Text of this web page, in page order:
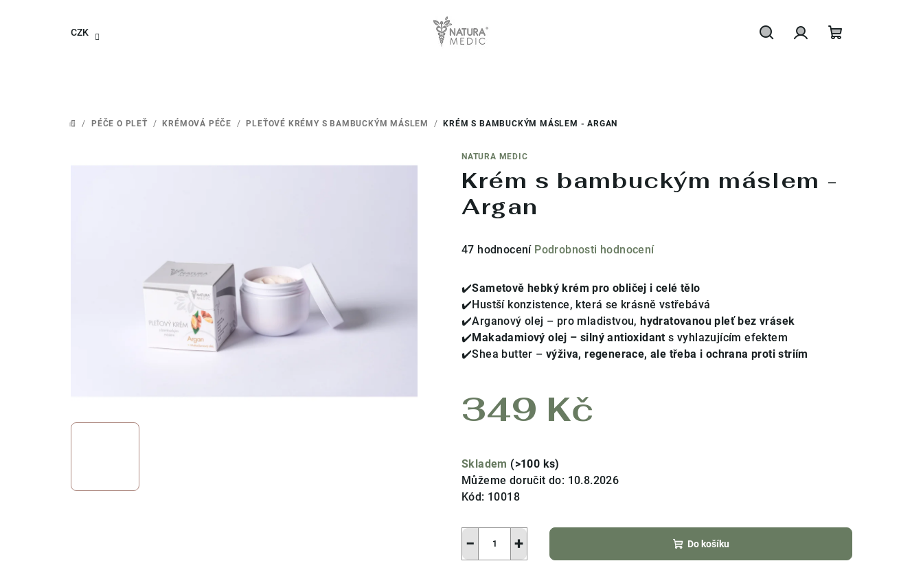
CZK
DOMŮ
/ PÉČE O PLEŤ / KRÉMOVÁ PÉČE / PLEŤOVÉ KRÉMY S BAMBUCKÝM MÁSLEM / KRÉM S BAMBUCKÝM MÁSLEM - ARGAN
NATURA MEDIC
Krém s bambuckým máslem -
Argan
Průměrné
produktu
je
3,9
47 hodnocení Podrobnosti hodnocení
✔️Sametově hebký krém pro obličej i celé tělo
✔️Hustší konzistence, která se krásně vstřebává
✔️Arganový olej – pro mladistvou, hydratovanou pleť bez vrásek
✔️Makadamiový olej – silný antioxidant s vyhlazujícím efektem
✔️Shea butter – výživa, regenerace, ale třeba i ochrana proti striím
349 Kč
cena:
Skladem (>100 ks)
Můžeme doručit do: 10.8.2026
Kód: 10018
+
− Do košíku